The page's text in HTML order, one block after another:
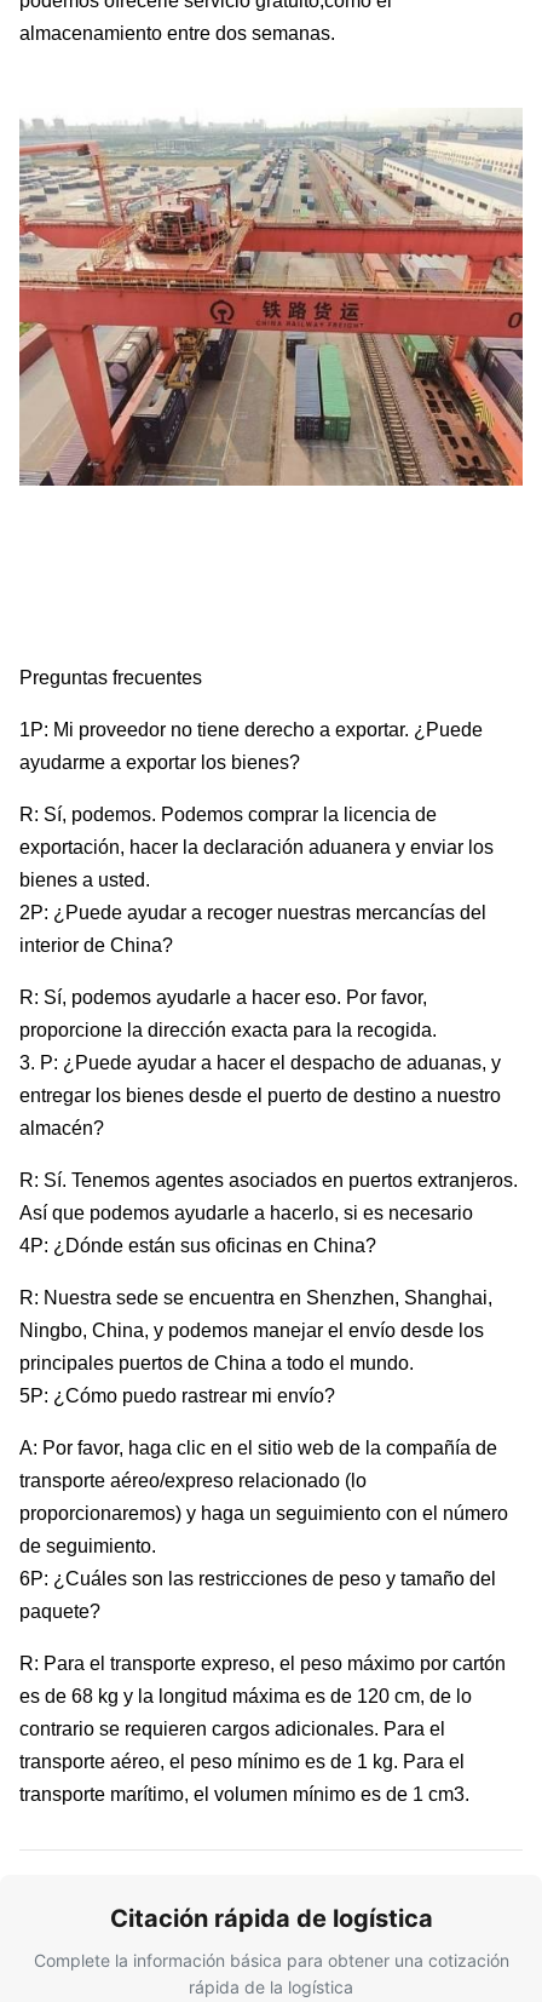
almacenamiento entre dos semanas.
Preguntas frecuentes
1P: Mi proveedor no tiene derecho a exportar. ¿Puede
ayudarme a exportar los bienes?
R: Sí, podemos. Podemos comprar la licencia de
exportación, hacer la declaración aduanera y enviar los
bienes a usted.
2P: ¿Puede ayudar a recoger nuestras mercancías del
interior de China?
R: Sí, podemos ayudarle a hacer eso. Por favor,
proporcione la dirección exacta para la recogida.
3. P: ¿Puede ayudar a hacer el despacho de aduanas, y
entregar los bienes desde el puerto de destino a nuestro
almacén?
R: Sí. Tenemos agentes asociados en puertos extranjeros.
Así que podemos ayudarle a hacerlo, si es necesario
4P: ¿Dónde están sus oficinas en China?
R: Nuestra sede se encuentra en Shenzhen, Shanghai,
Ningbo, China, y podemos manejar el envío desde los
principales puertos de China a todo el mundo.
5P: ¿Cómo puedo rastrear mi envío?
A: Por favor, haga clic en el sitio web de la compañía de
transporte aéreo/expreso relacionado (lo
proporcionaremos) y haga un seguimiento con el número
de seguimiento.
6P: ¿Cuáles son las restricciones de peso y tamaño del
paquete?
R: Para el transporte expreso, el peso máximo por cartón
es de 68 kg y la longitud máxima es de 120 cm, de lo
contrario se requieren cargos adicionales. Para el
transporte aéreo, el peso mínimo es de 1 kg. Para el
transporte marítimo, el volumen mínimo es de 1 cm3.
Citación rápida de logística
Complete la información básica para obtener una cotización
rápida de la logística